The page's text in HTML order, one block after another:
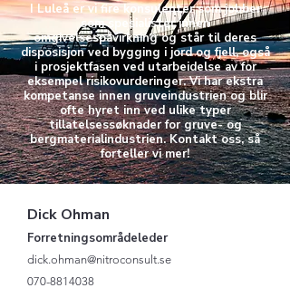
I Luleå er vi fire konsulenter som jobber
som spesialister innen
omgivelsespåvirkning og står til deres
disposisjon ved bygging i jord og fjell, også
i prosjektfasen ved utarbeidelse av for
eksempel risikovurderinger. Vi har ekstra
kompetanse innen gruveindustrien og blir
ofte hyret inn ved ulike typer
tillatelsessøknader for gruve- og
bergmaterialindustrien. Kontakt oss, så
forteller vi mer!
Dick Ohman
Forretningsområdeleder
dick.ohman@nitroconsult.se
070-8814038